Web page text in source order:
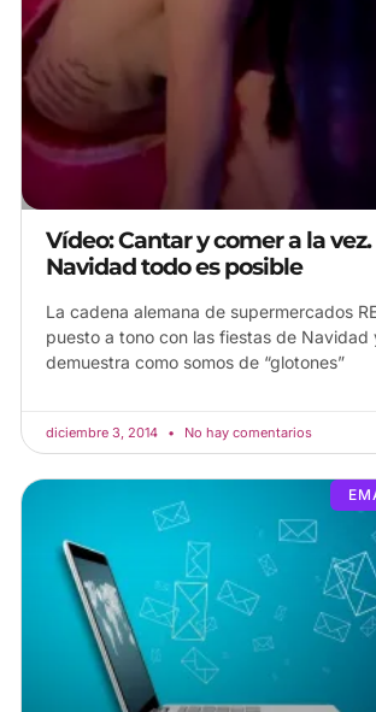
Vídeo: Cantar y comer a la vez.
Navidad todo es posible
La cadena alemana de supermercados
puesto a tono con las fiestas de Navidad
demuestra como somos de “glotones”
diciembre 3, 2014 No hay comentarios